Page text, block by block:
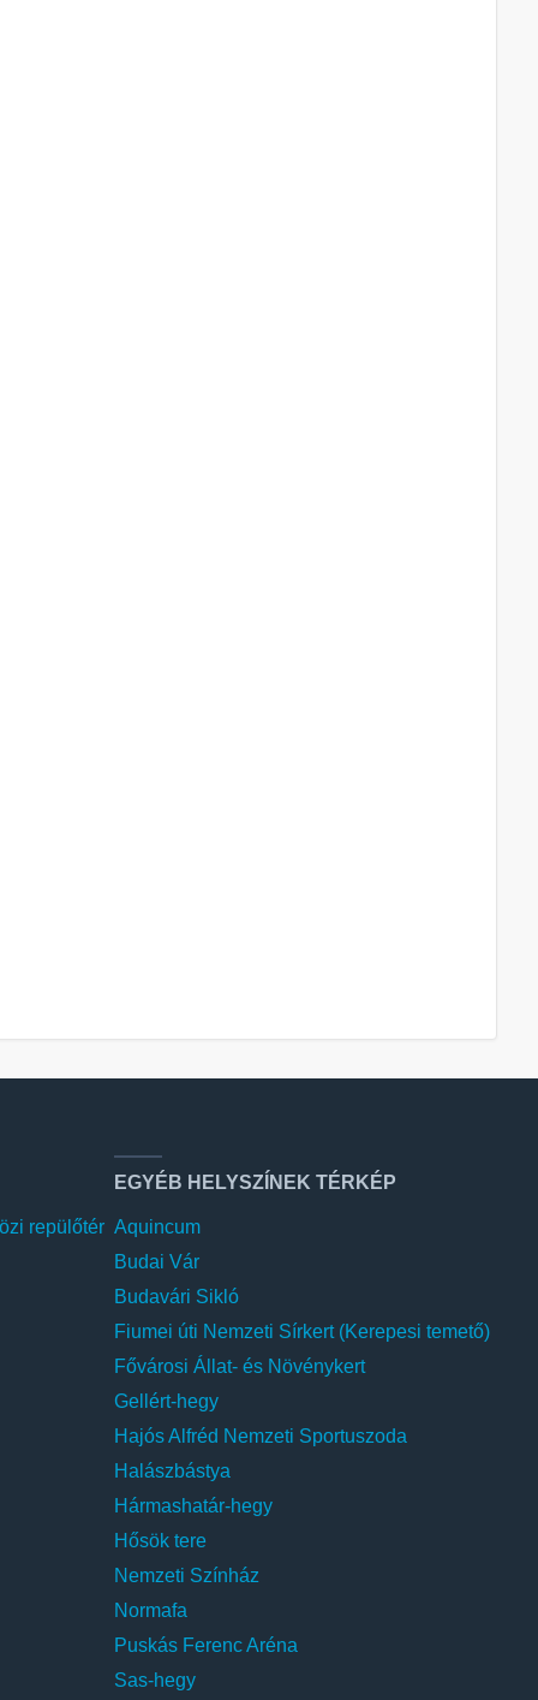
repülőtér
EGYÉB HELYSZÍNEK TÉRKÉP
Aquincum
Budai Vár
Budavári Sikló
Fiumei úti Nemzeti Sírkert (Kerepesi temető)
Fővárosi Állat- és Növénykert
Gellért-hegy
Hajós Alfréd Nemzeti Sportuszoda
Halászbástya
Hármashatár-hegy
Hősök tere
Nemzeti Színház
Normafa
Puskás Ferenc Aréna
Sas-hegy